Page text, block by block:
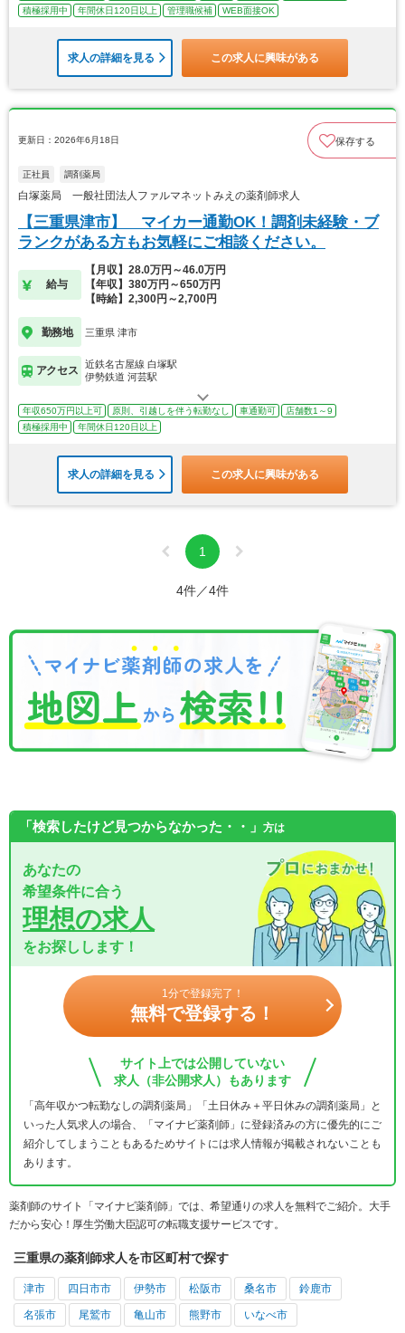
積極採用中
年間休日120日以上 管理職候補 WEB面接OK
求人の詳細を見る この求人に興味がある
更新日：2026年6月18日 保存する
正社員 調剤薬局
白塚薬局 一般社団法人ファルマネットみえの薬剤師求人
【三重県津市】 マイカー通勤OK！調剤未経験・ブ
ランクがある方もお気軽にご相談ください。
給与
【月収】28.0万円～46.0万円
【年収】380万円～650万円
【時給】2,300円～2,700円
勤務地 三重県 津市
アクセス
近鉄名古屋線 白塚駅
伊勢鉄道 河芸駅
年収650万円以上可 原則、引越しを伴う転勤なし 車通勤可
店舗数1～9
積極採用中
年間休日120日以上
求人の詳細を見る この求人に興味がある
1
4件／4件
「検索したけど見つからなかった・・」 方は
あなたの
希望条件に合う
理想の求人
をお探しします！
1分で登録完了！
無料で登録する！
サイト上では公開していない
求人（非公開求人）もあります
「高年収かつ転勤なしの調剤薬局」「土日休み＋平日休みの調剤薬局」と
いった人気求人の場合、「マイナビ薬剤師」に登録済みの方に優先的にご
紹介してしまうこともあるためサイトには求人情報が掲載されないことも
あります。
薬剤師のサイト「マイナビ薬剤師」では、希望通りの求人を無料でご紹介。大手
だから安心！厚生労働大臣認可の転職支援サービスです。
三重県の薬剤師求人を市区町村で探す
津市 四日市市 伊勢市 松阪市 桑名市 鈴鹿市
名張市 尾鷲市 亀山市 熊野市 いなべ市